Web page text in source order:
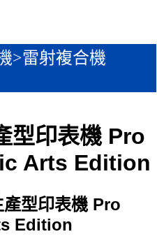
>雷射複合機
型印表機 Pro
Arts Edition
型印表機 Pro
Edition